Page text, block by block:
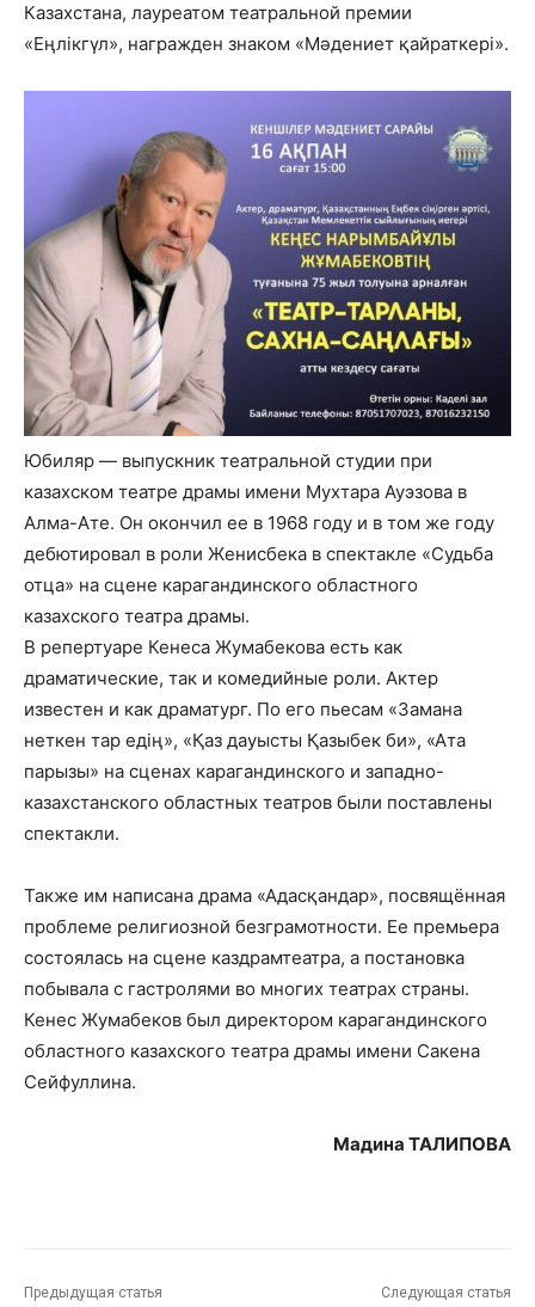
Казахстана, лауреатом театральной премии
«Еңлікгүл», награжден знаком «Мәдениет қайраткерi».
Юбиляр — выпускник театральной студии при
казахском театре драмы имени Мухтара Ауэзова в
Алма-Ате. Он окончил ее в 1968 году и в том же году
дебютировал в роли Женисбека в спектакле «Судьба
отца» на сцене карагандинского областного
казахского театра драмы.
В репертуаре Кенеса Жумабекова есть как
драматические, так и комедийные роли. Актер
известен и как драматург. По его пьесам «Замана
неткен тар едің», «Қаз дауысты Қазыбек би», «Ата
парызы» на сценах карагандинского и западно-
казахстанского областных театров были поставлены
спектакли.
Также им написана драма «Адасқандар», посвящённая
проблеме религиозной безграмотности. Ее премьера
состоялась на сцене каздрамтеатра, а постановка
побывала с гастролями во многих театрах страны.
Кенес Жумабеков был директором карагандинского
областного казахского театра драмы имени Сакена
Сейфуллина.
Мадина ТАЛИПОВА
Предыдущая статья Следующая статья